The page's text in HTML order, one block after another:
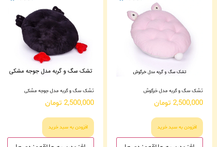
تشک سگ و گربه مدل خرگوش
2,500,000 تومان
افزودن به سبد خرید
تشک سگ و گربه مدل جوجه مشکی
2,500,000 تومان
افزودن به سبد خرید